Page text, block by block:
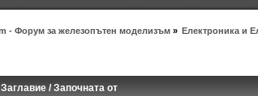
- Форум за железопътен моделизъм» Електроника и
Заглавие/Започната от